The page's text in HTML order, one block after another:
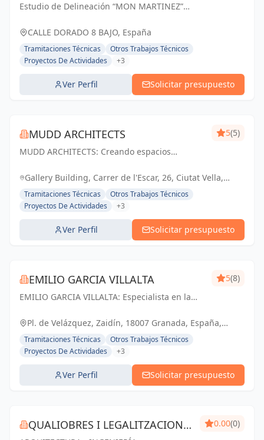
Estudio de Delineación “MON MARTINEZ”
de 25 años de experiencia. Entendemos
nuestro trabajo, como parte importante de
un trabajo...
CALLE DORADO 8 BAJO, España
Tramitaciones Técnicas
Otros Trabajos Técnicos
Proyectos De Actividades
+3
Ver Perfil Solicitar presupuesto
MUDD ARCHITECTS
MUDD ARCHITECTS: Creando espacios
Tu visión, nuestra realidad.
5(5)
Gallery Building, Carrer de l'Escar, 26, Ciutat Vella,
08039 Barcelona, España, España
Tramitaciones Técnicas
Otros Trabajos Técnicos
Proyectos De Actividades
+3
Ver Perfil Solicitar presupuesto
EMILIO GARCIA VILLALTA
EMILIO GARCIA VILLALTA: Especialista en la
5(8)
Pl. de Velázquez, Zaidín, 18007 Granada, España,
España
Tramitaciones Técnicas
Otros Trabajos Técnicos
Proyectos De Actividades
+3
Ver Perfil Solicitar presupuesto
QUALIOBRES I LEGALITZACIONS
0.00(0)